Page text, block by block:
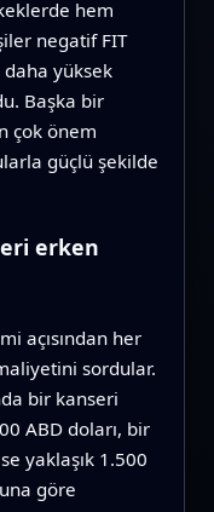
hem
negatif FIT
yüksek
Başka bir
çok önem
güçlü şekilde
erken
açısından her
sordular.
bir kanseri
ABD doları, bir
yaklaşık 1.500
göre